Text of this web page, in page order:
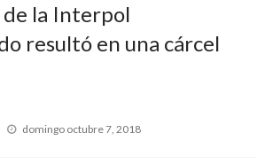
la Interpol
resultó en una cárcel
Publicado
domingo octubre 7, 2018